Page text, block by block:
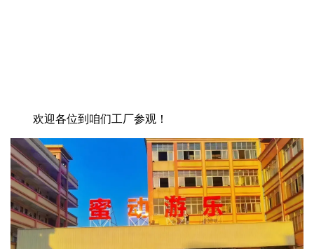
欢迎各位到咱们工厂参观！